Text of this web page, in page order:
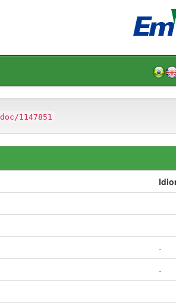
1147851
-
-